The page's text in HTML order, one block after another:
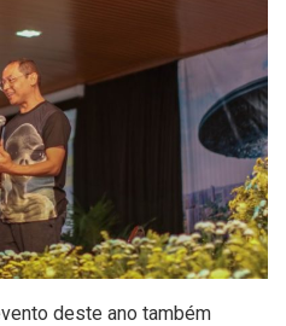
deste ano também